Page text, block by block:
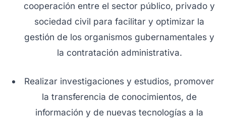
cooperación entre el sector público, privado y
sociedad civil para facilitar y optimizar la
gestión de los organismos gubernamentales y
la contratación administrativa.
Realizar investigaciones y estudios, promover
la transferencia de conocimientos, de
información y de nuevas tecnologías a la